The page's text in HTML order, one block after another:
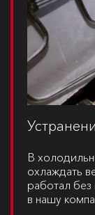
В
охлаждать
работал
в нашу